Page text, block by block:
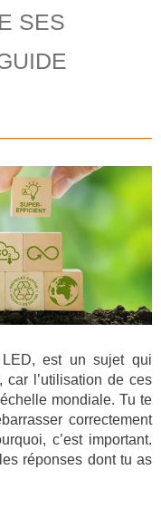
Aktionsartikel – der
mit Code
SES
est un sujet qui
l’utilisation de ces
mondiale. Tu te
correctement
c’est important.
réponses dont tu as